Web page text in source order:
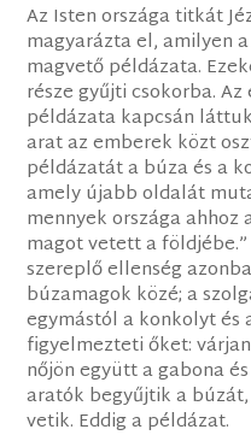
Az Isten országa titkát
magyarázta el, amilyen
magvető példázata.
része gyűjti csokorba.
példázata kapcsán
arat az emberek közt
példázatát a búza és a
amely újabb oldalát
mennyek országa ahhoz
magot vetett a
szereplő ellenség
búzamagok közé; a
egymástól a konkolyt és
figyelmezteti őket:
nőjön együtt a gabona
aratók begyűjtik a
vetik. Eddig a példázat.